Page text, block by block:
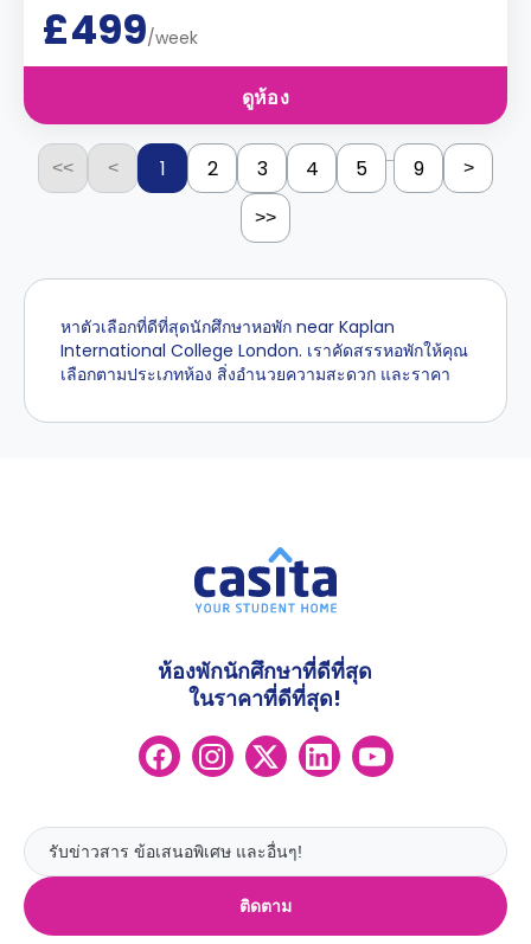
£499/week
ดูห้อง
<< < 1 2 3 4 5 ... 9 >
>>
หาตัวเลือกที่ดีที่สุดนักศึกษาหอพัก near Kaplan
International College London. เราคัดสรรหอพักให้คุณ
เลือกตามประเภทห้อง สิ่งอำนวยความสะดวก และราคา
ติดตาม
ห้องพักนักศึกษาที่ดีที่สุด
ในราคาที่ดีที่สุด!